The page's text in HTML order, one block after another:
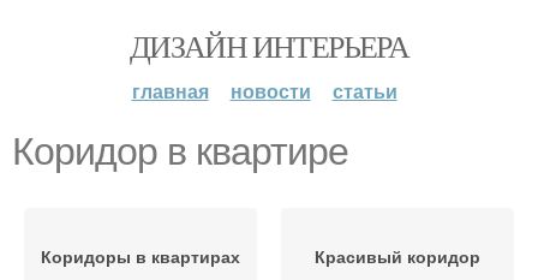
ДИЗАЙН ИНТЕРЬЕРА
главная новости статьи
Коридор в квартире
Коридоры в квартирах Красивый коридор